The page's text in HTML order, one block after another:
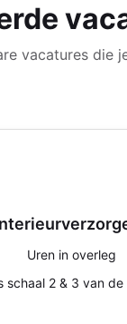
vacatures die
Uren in overleg
schaal 2 & 3 van